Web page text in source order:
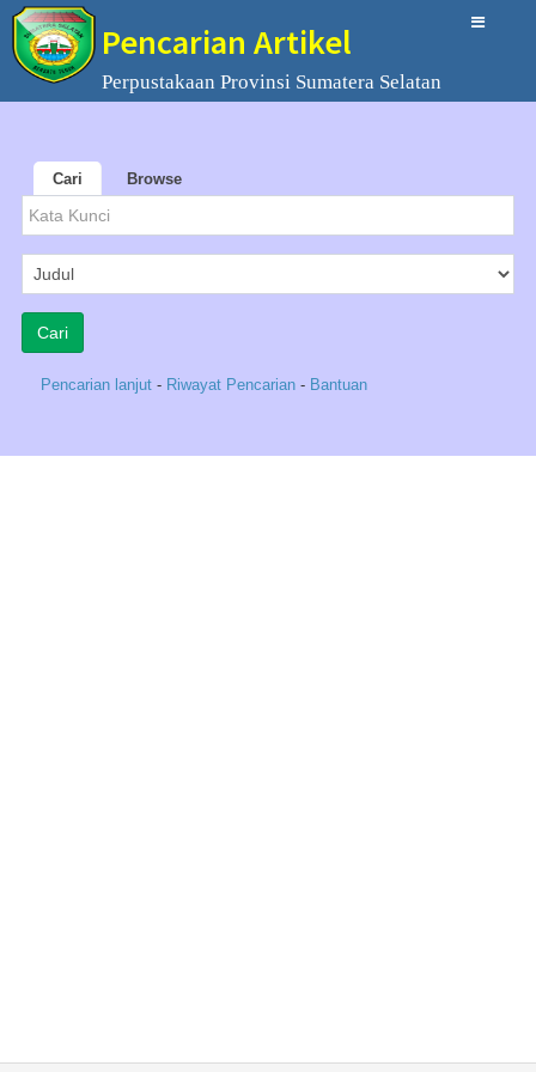
Pencarian Artikel
Perpustakaan Provinsi Sumatera Selatan
Cari Browse
Pencarian lanjut - Riwayat Pencarian - Bantuan